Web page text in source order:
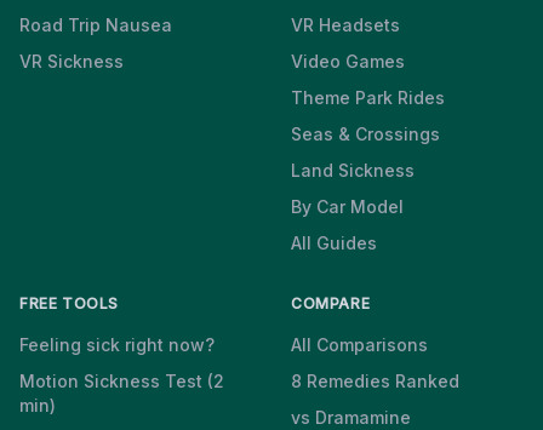
Road Trip Nausea
VR Sickness
VR Headsets
Video Games
Theme Park Rides
Seas & Crossings
Land Sickness
By Car Model
All Guides
FREE TOOLS
Feeling sick right now?
Motion Sickness Test (2
min)
COMPARE
All Comparisons
8 Remedies Ranked
vs Dramamine